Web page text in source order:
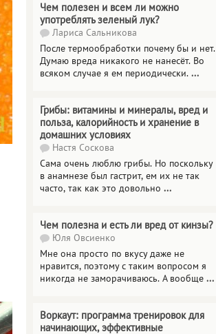
Чем полезен и всем ли можно
употреблять зеленый лук?
Лариса Сальникова
После термообработки почему бы и нет.
Думаю вреда никакого не нанесёт. Во
всяком случае я ем периодически. ...
Грибы: витамины и минералы, вред и
польза, калорийность и хранение в
домашних условиях
Настя Соскова
Сама очень люблю грибы. Но поскольку
в анамнезе был гастрит, ем их не так
часто, так как это довольно ...
Чем полезна и есть ли вред от кинзы?
Юля Овсиенко
Мне она просто по вкусу даже не
нравится, поэтому с таким вопросом я
никогда не заморачиваюсь. А вообще ...
Воркаут: программа тренировок для
начинающих, эффективные